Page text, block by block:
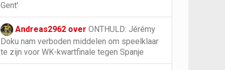
Gent'
Andreas2962 over ONTHULD: Jérémy
Doku nam verboden middelen om speelklaar
te zijn voor WK-kwartfinale tegen Spanje